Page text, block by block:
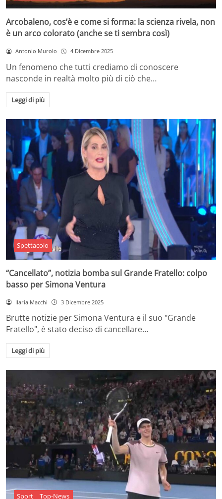
Arcobaleno, cos’è e come si forma: la scienza rivela, non
è un arco colorato (anche se ti sembra così)
Antonio Murolo 4 Dicembre 2025
Un fenomeno che tutti crediamo di conoscere
nasconde in realtà molto più di ciò che…
Leggi di più
Spettacolo
“Cancellato”, notizia bomba sul Grande Fratello: colpo
basso per Simona Ventura
Ilaria Macchi 3 Dicembre 2025
Brutte notizie per Simona Ventura e il suo "Grande
Fratello", è stato deciso di cancellare…
Leggi di più
Sport Top-News